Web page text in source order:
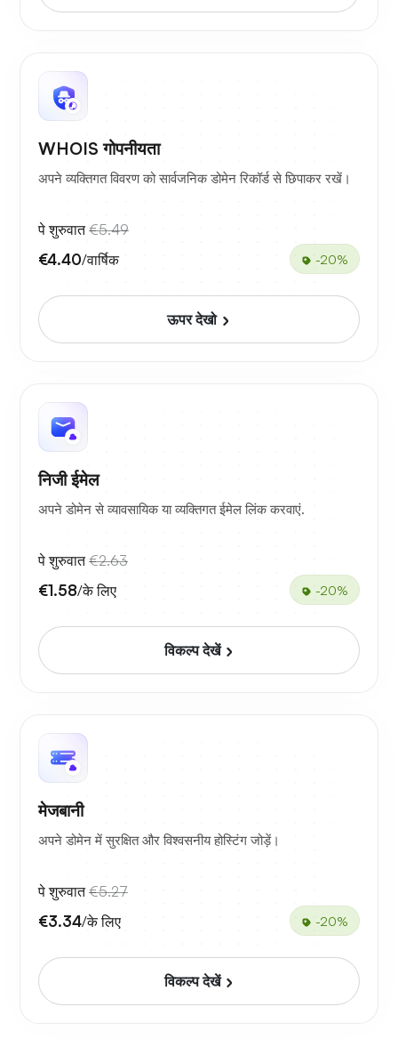
WHOIS गोपनीयता
अपने व्यक्तिगत विवरण को सार्वजनिक डोमेन रिकॉर्ड से छिपाकर रखें।
पे शुरुवात€5.49
€4.40/वार्षिक -20%
ऊपर देखो
निजी ईमेल
अपने डोमेन से व्यावसायिक या व्यक्तिगत ईमेल लिंक करवाएं.
पे शुरुवात€2.63
€1.58/के लिए -20%
विकल्प देखें
मेजबानी
अपने डोमेन में सुरक्षित और विश्वसनीय होस्टिंग जोड़ें।
पे शुरुवात€5.27
€3.34/के लिए -20%
विकल्प देखें